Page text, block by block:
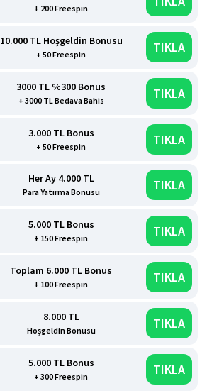
+ 200 Freespin
10.000 TL Hoşgeldin Bonusu
+ 50 Freespin TIKLA
3000 TL %300 Bonus
+ 3000 TL Bedava Bahis TIKLA
3.000 TL Bonus
+ 50 Freespin TIKLA
Her Ay 4.000 TL
Para Yatırma Bonusu TIKLA
5.000 TL Bonus
+ 150 Freespin TIKLA
Toplam 6.000 TL Bonus
+ 100 Freespin TIKLA
8.000 TL
Hoşgeldin Bonusu TIKLA
5.000 TL Bonus
+ 300 Freespin TIKLA